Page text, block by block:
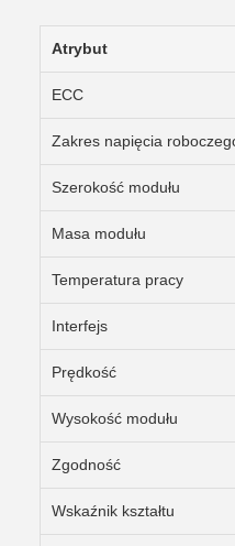
Atrybut
ECC
Zakres napięcia
Szerokość modułu
Masa modułu
Temperatura pracy
Interfejs
Prędkość
Wysokość modułu
Zgodność
Wskaźnik kształtu